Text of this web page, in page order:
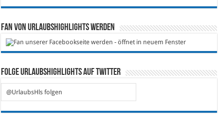
Fan von Urlaubshighlights werden
Folge Urlaubshighlights auf Twitter
@UrlaubsHls folgen